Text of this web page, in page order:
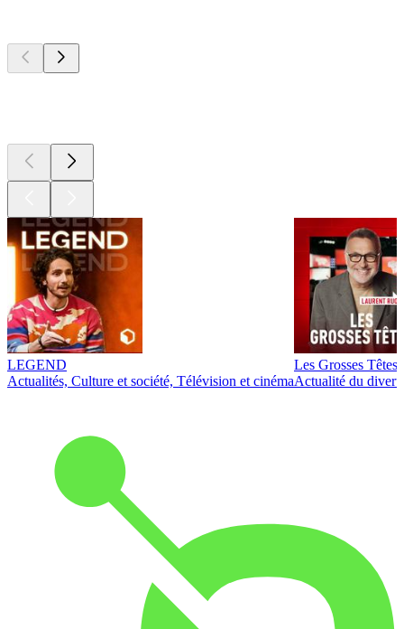
LEGEND
Actualités, Culture et société, Télévision et cinéma
Les Grosses Têtes
Actualité du